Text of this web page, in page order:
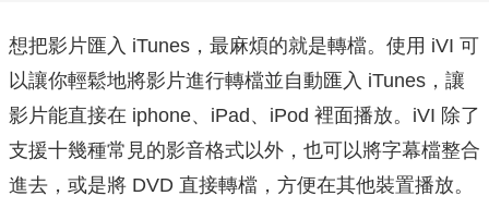
想把影片匯入 iTunes，最麻煩的就是轉檔。使用 iVI 可
以讓你輕鬆地將影片進行轉檔並自動匯入 iTunes，讓
影片能直接在 iphone、iPad、iPod 裡面播放。iVI 除了
支援十幾種常見的影音格式以外，也可以將字幕檔整合
進去，或是將 DVD 直接轉檔，方便在其他裝置播放。